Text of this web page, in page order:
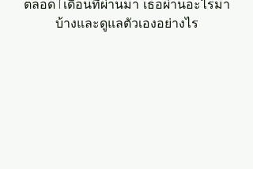
ตลอด1เดือนที่ผ่านมา เธอผ่านอะไรมา
บ้างและดูแลตัวเองอย่างไร